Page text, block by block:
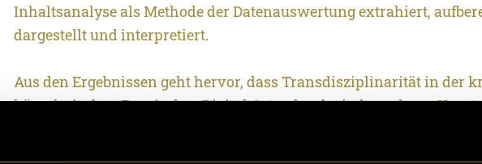
Inhaltsanalyse als Methode der Datenauswertung extrahiert,
dargestellt und interpretiert.
Aus den Ergebnissen geht hervor, dass Transdisziplinarität in der
künstlerischen Praxis der «Digital Arts» durch ein komplexes
unterschiedlicher Faktoren beeinflusst wird. Die identifizierten